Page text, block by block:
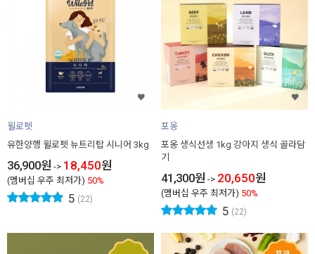
윌로펫
유한양행 윌로펫 뉴트리탑 시니어 3kg
36,900원 -> 18,450원
(멤버십 우주 최저가) 50%
5 (22)
포옹
포옹 생식선생 1kg 강아지 생식 골라담
기
41,300원 -> 20,650원
(멤버십 우주 최저가) 50%
5 (22)